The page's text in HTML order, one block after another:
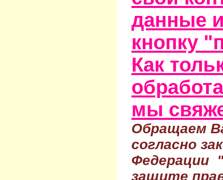
данные
кнопку
Как
мы
Обращаем
согласно
Федерации
защите